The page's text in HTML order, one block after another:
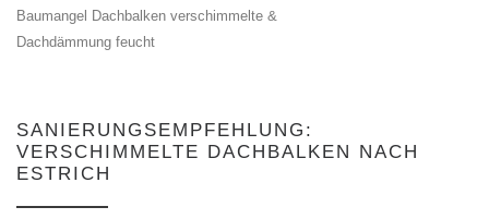
Baumangel Dachbalken verschimmelte &
Dachdämmung feucht
SANIERUNGSEMPFEHLUNG:
VERSCHIMMELTE DACHBALKEN NACH
ESTRICH